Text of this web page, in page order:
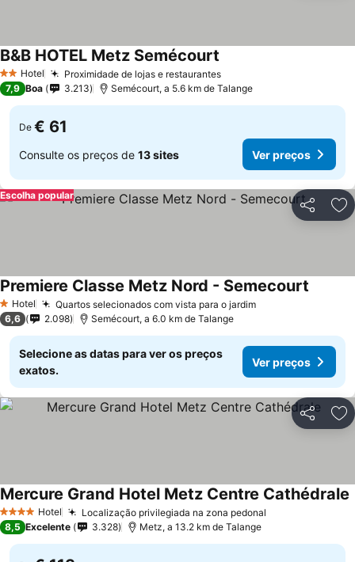
2 Estrelas
Hotel Proximidade de lojas e restaurantesVer preços
B&B HOTEL Metz Semécourt
7,9 Boa 3.213 Semécourt, a 5.6 km de Talange
De € 61
Consulte os preços de 13 sites Ver preços
Partilhar
Escolha popular
1 Estrelas
Hotel Quartos selecionados com vista para o jardimVer preços
Premiere Classe Metz Nord - Semecourt
6,6 2.098 Semécourt, a 6.0 km de Talange
Selecione as datas para ver os preços
exatos.
Ver preços
Partilhar
4 EstrelasHotel Localização privilegiada na zona pedonal
Mercure Grand Hotel Metz Centre Cathédrale
8,5 Excelente 3.328 Metz, a 13.2 km de Talange